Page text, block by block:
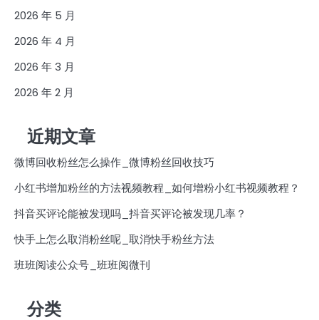
2026 年 5 月
2026 年 4 月
2026 年 3 月
2026 年 2 月
近期文章
微博回收粉丝怎么操作_微博粉丝回收技巧
小红书增加粉丝的方法视频教程_如何增粉小红书视频教程？
抖音买评论能被发现吗_抖音买评论被发现几率？
快手上怎么取消粉丝呢_取消快手粉丝方法
班班阅读公众号_班班阅微刊
分类